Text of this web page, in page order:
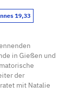
19,33
in Gießen und
der
mit Natalie